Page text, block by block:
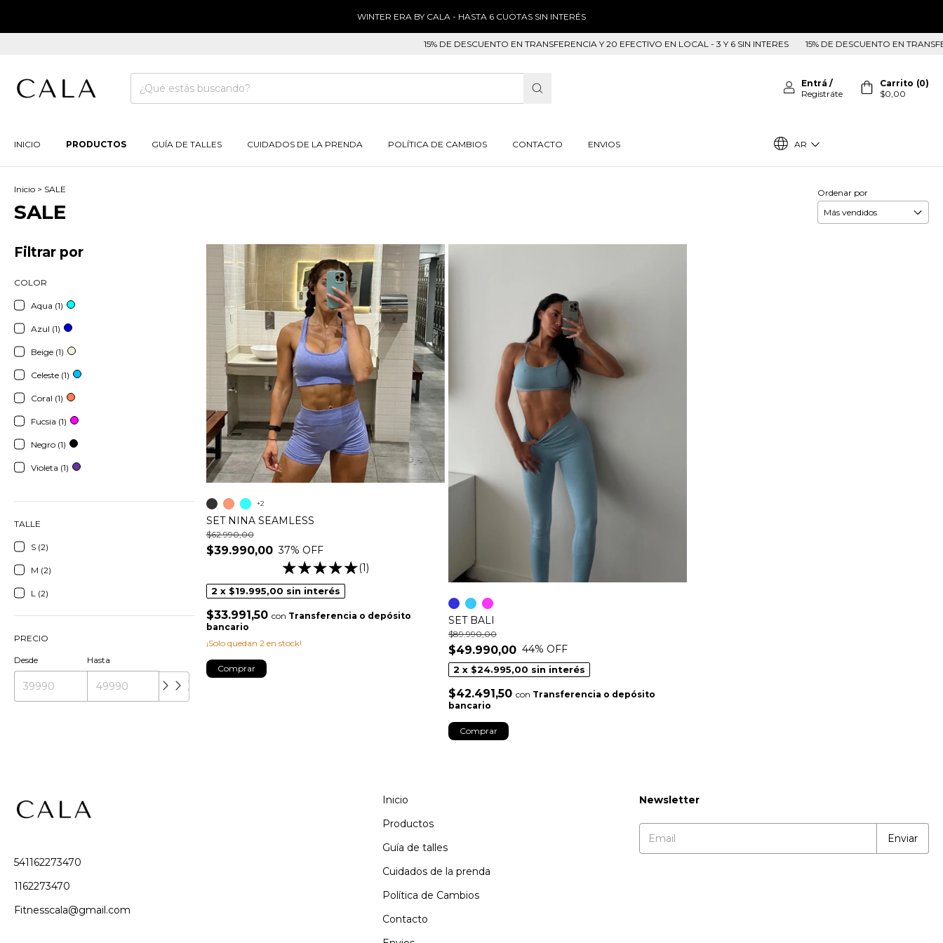
WINTER ERA BY CALA - HASTA 6 CUOTAS SIN INTERÉS
15% DE DESCUENTO EN TRANSFERENCIA Y 20 EFECTIVO EN LOCAL - 3 Y 6 SIN INTERES 15% DE DESCUENTO EN
Entrá /
Registráte
Carrito (0)
$0,00
INICIO PRODUCTOS GUÍA DE TALLES CUIDADOS DE LA PRENDA POLÍTICA DE CAMBIOS CONTACTO ENVIOS AR
Inicio > SALE
SALE
Ordenar por
Filtrar por
COLOR
Aqua (1)
Azul (1)
Beige (1)
Celeste (1)
Coral (1)
Fucsia (1)
Negro (1)
Violeta (1)
TALLE
S (2)
M (2)
L (2)
PRECIO
Desde Hasta
SET NINA SEAMLESS
$39.990,00
$62.990,00
37% OFF
(1)
2 x $19.995,00 sin interés
$33.991,50 con Transferencia o depósito
bancario
¡Solo quedan 2en stock!
+2
Comprar
SET BALI
$49.990,00
$89.990,00
44% OFF
2 x $24.995,00 sin interés
$42.491,50 con Transferencia o depósito
bancario
Comprar
541162273470
1162273470
Fitnesscala@gmail.com
Inicio
Productos
Guía de talles
Cuidados de la prenda
Política de Cambios
Contacto
Newsletter